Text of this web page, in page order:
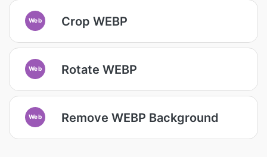
Web Crop WEBP
Web Rotate WEBP
Web Remove WEBP Background